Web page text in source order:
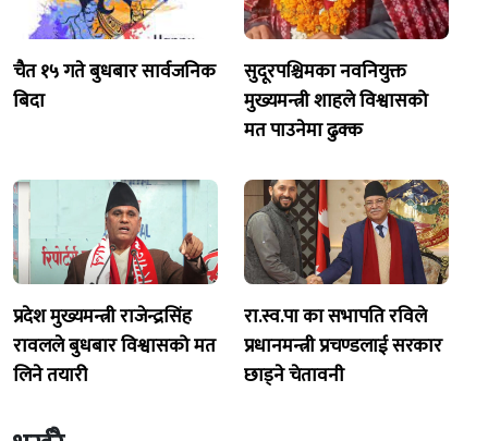
चैत १५ गते बुधबार सार्वजनिक
बिदा
सुदूरपश्चिमका नवनियुक्त
मुख्यमन्त्री शाहले विश्वासको
मत पाउनेमा ढुक्क
प्रदेश मुख्यमन्त्री राजेन्द्रसिंह
रावलले बुधबार विश्वासको मत
लिने तयारी
रा.स्व.पा का सभापति रविले
प्रधानमन्त्री प्रचण्डलाई सरकार
छाड्ने चेतावनी